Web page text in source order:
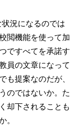
況になるのでは
閲機能を使って加
ですべてを承諾す
員の文章になって
も提案なのだが、
のではないか。た
却下されることも
。